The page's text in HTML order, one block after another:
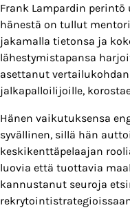
Frank Lampardin
hänestä on tullut
jakamalla tietonsa ja
lähestymistapansa
asettanut
jalkapalloilijoille,
Hänen vaikutuksensa
syvällinen, sillä hän
keskikenttäpelaajan
luovia että tuottavia
kannustanut seuroja